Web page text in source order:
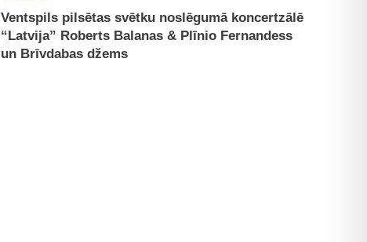
Ventspils pilsētas svētku noslēgumā koncertzālē
“Latvija” Roberts Balanas & Plīnio Fernandess
un Brīvdabas džems